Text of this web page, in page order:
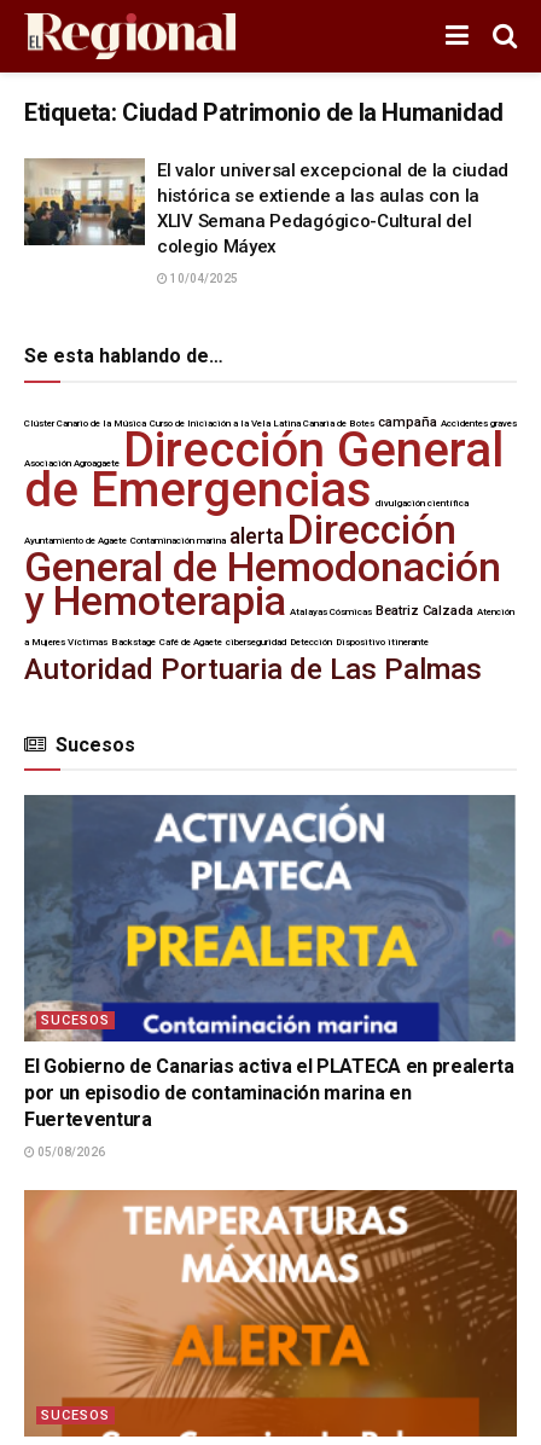
Etiqueta: Ciudad Patrimonio de la Humanidad
El valor universal excepcional de la ciudad
histórica se extiende a las aulas con la
XLIV Semana Pedagógico-Cultural del
colegio Máyex
10/04/2025
Se esta hablando de…
Clúster Canario de la Música Curso de Iniciación a la Vela Latina Canaria de Botes campaña Accidentes graves
Asociación Agroagaete Dirección General
de Emergencias divulgación científica
Ayuntamiento de Agaete Contaminación marina alerta Dirección
General de Hemodonación
y Hemoterapia Atalayas Cósmicas Beatriz Calzada Atención
a Mujeres Víctimas Backstage Café de Agaete ciberseguridad Detección Dispositivo itinerante
Autoridad Portuaria de Las Palmas
Sucesos
SUCESOS
El Gobierno de Canarias activa el PLATECA en prealerta
por un episodio de contaminación marina en
Fuerteventura
05/08/2026
SUCESOS